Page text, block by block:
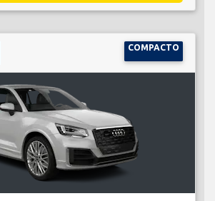
COMPACTO